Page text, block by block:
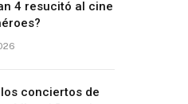
4 resucitó al cine
conciertos de